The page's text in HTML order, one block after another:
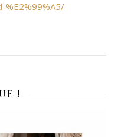
%E2%99%A5/
!